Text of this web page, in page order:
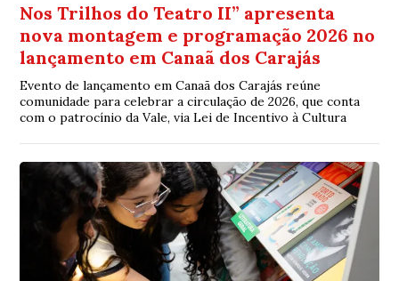
Nos Trilhos do Teatro II” apresenta
nova montagem e programação 2026 no
lançamento em Canaã dos Carajás
Evento de lançamento em Canaã dos Carajás reúne
comunidade para celebrar a circulação de 2026, que conta
com o patrocínio da Vale, via Lei de Incentivo à Cultura